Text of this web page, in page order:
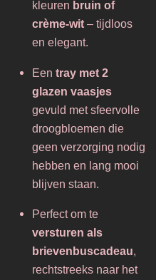
kleuren bruin of
crème-wit– tijdloos
en elegant.
Een tray met 2
glazen vaasjes
gevuld met sfeervolle
droogbloemen die
geen verzorging nodig
hebben en lang mooi
blijven staan.
Perfect om te
versturen als
brievenbuscadeau,
rechtstreeks naar het